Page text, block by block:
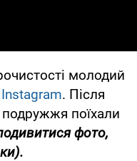
молодий
Instagram. Після
подружжя поїхали
фото,